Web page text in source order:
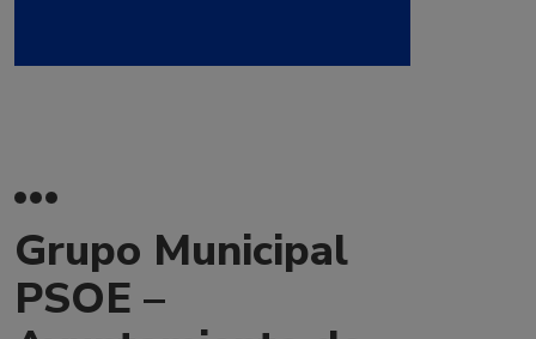
Grupo Municipal
PSOE –